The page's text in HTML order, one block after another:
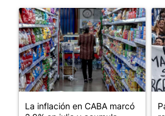
Un artículo de tendencia con el
La inflación en CABA marcó
Un